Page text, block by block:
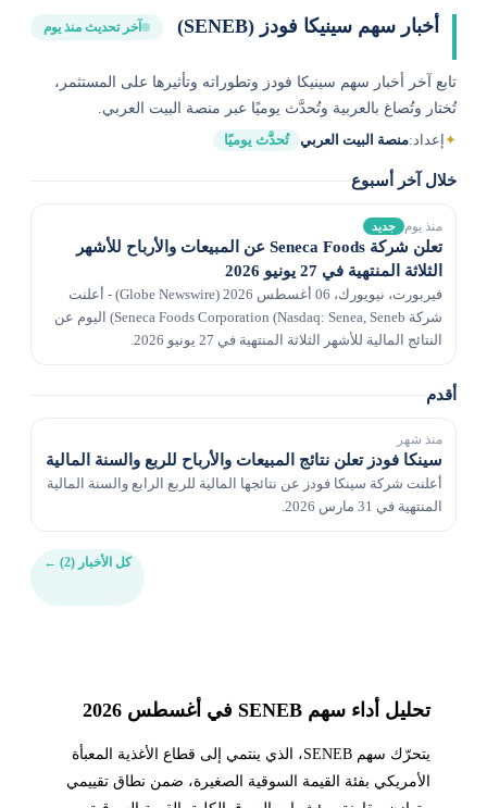
أخبار سهم سينيكا فودز (SENEB) آخر تحديث منذ يوم
تابع آخر أخبار سهم سينيكا فودز وتطوراته وتأثيرها على المستثمر،
تُختار وتُصاغ بالعربية وتُحدَّث يوميًا عبر منصة البيت العربي.
✦إعداد:منصة البيت العربي تُحدَّث يوميًا
خلال آخر أسبوع
منذ يوم جديد
تعلن شركة Seneca Foods عن المبيعات والأرباح للأشهر
الثلاثة المنتهية في 27 يونيو 2026
فيربورت، نيويورك، 06 أغسطس 2026 (Globe Newswire) - أعلنت
شركة Seneca Foods Corporation (Nasdaq: Senea, Seneb) اليوم عن
النتائج المالية للأشهر الثلاثة المنتهية في 27 يونيو 2026.
أقدم
منذ شهر
سينكا فودز تعلن نتائج المبيعات والأرباح للربع والسنة المالية
أعلنت شركة سينكا فودز عن نتائجها المالية للربع الرابع والسنة المالية
المنتهية في 31 مارس 2026.
كل الأخبار (2) ←
تحليل أداء سهم SENEB في أغسطس 2026
يتحرّك سهم SENEB، الذي ينتمي إلى قطاع الأغذية المعبأة
الأمريكي بفئة القيمة السوقية الصغيرة، ضمن نطاق تقييمي